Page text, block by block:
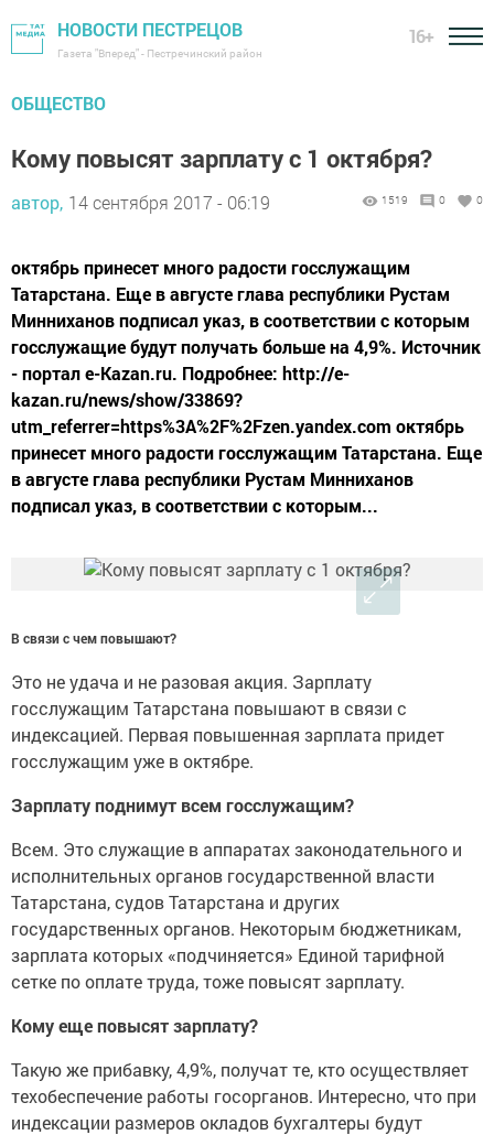
НОВОСТИ ПЕСТРЕЦОВ
Газета "Вперед" - Пестречинский район
16+
ОБЩЕСТВО
Кому повысят зарплату с 1 октября?
автор, 14 сентября 2017 - 06:19 1519 0 0
октябрь принесет много радости госслужащим
Татарстана. Еще в августе глава республики Рустам
Минниханов подписал указ, в соответствии с которым
госслужащие будут получать больше на 4,9%. Источник
- портал e-Kazan.ru. Подробнее: http://e-
kazan.ru/news/show/33869?
utm_referrer=https%3A%2F%2Fzen.yandex.com октябрь
принесет много радости госслужащим Татарстана. Еще
в августе глава республики Рустам Минниханов
подписал указ, в соответствии с которым...
В связи с чем повышают?
Это не удача и не разовая акция. Зарплату
госслужащим Татарстана повышают в связи с
индексацией. Первая повышенная зарплата придет
госслужащим уже в октябре.
Зарплату поднимут всем госслужащим?
Всем. Это служащие в аппаратах законодательного и
исполнительных органов государственной власти
Татарстана, судов Татарстана и других
государственных органов. Некоторым бюджетникам,
зарплата которых «подчиняется» Единой тарифной
сетке по оплате труда, тоже повысят зарплату.
Кому еще повысят зарплату?
Такую же прибавку, 4,9%, получат те, кто осуществляет
техобеспечение работы госорганов. Интересно, что при
индексации размеров окладов бухгалтеры будут